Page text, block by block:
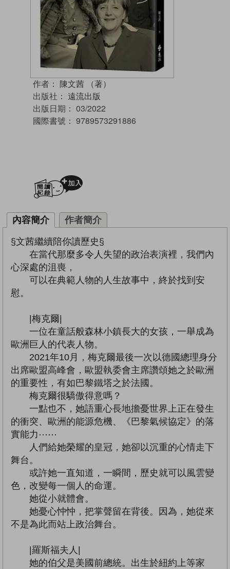
作者： 陳文茜 （著）
出版社： 遠流出版
出版日期： 03/2022
國際書號： 9789573291886
內容簡介 作者簡介
§文茜繼續陪你讀歷史§
在當代那麼多令人失望的政治表演裡，我們內
心深處的沮喪，
可以在典範人物的人生故事中，終於找到安
慰。
|梅克爾|
一位在童話般森林小鎮長大的女孩，一舉成為
歐洲巨人的代表人物。
2021年10月，梅克爾最後一次以德國總理身分
出席歐盟高峰會，歐盟執委會主席讚頌她之於歐洲
的重要性，有如巴黎鐵塔之於法國。
梅克爾很驕傲得意嗎？
一點也不，她語重心長地擔憂世界上正在發生
的衝突、歐洲的能源危機、《巴黎氣候協定》的落
實能力⋯⋯
人們給她榮耀的皇冠，她卻以沉重的心情走下
舞台。
或許她一直知道，一瞬間，歷史就可以風雲變
色，改變每一個人的命運。
她從小就體會。
她憂心忡忡，把掌聲留在背後。因為，她從來
不是為此而站上政治舞台。
|羅斯福夫人|
她的伯父是美國前總統。出生於紐約上等家